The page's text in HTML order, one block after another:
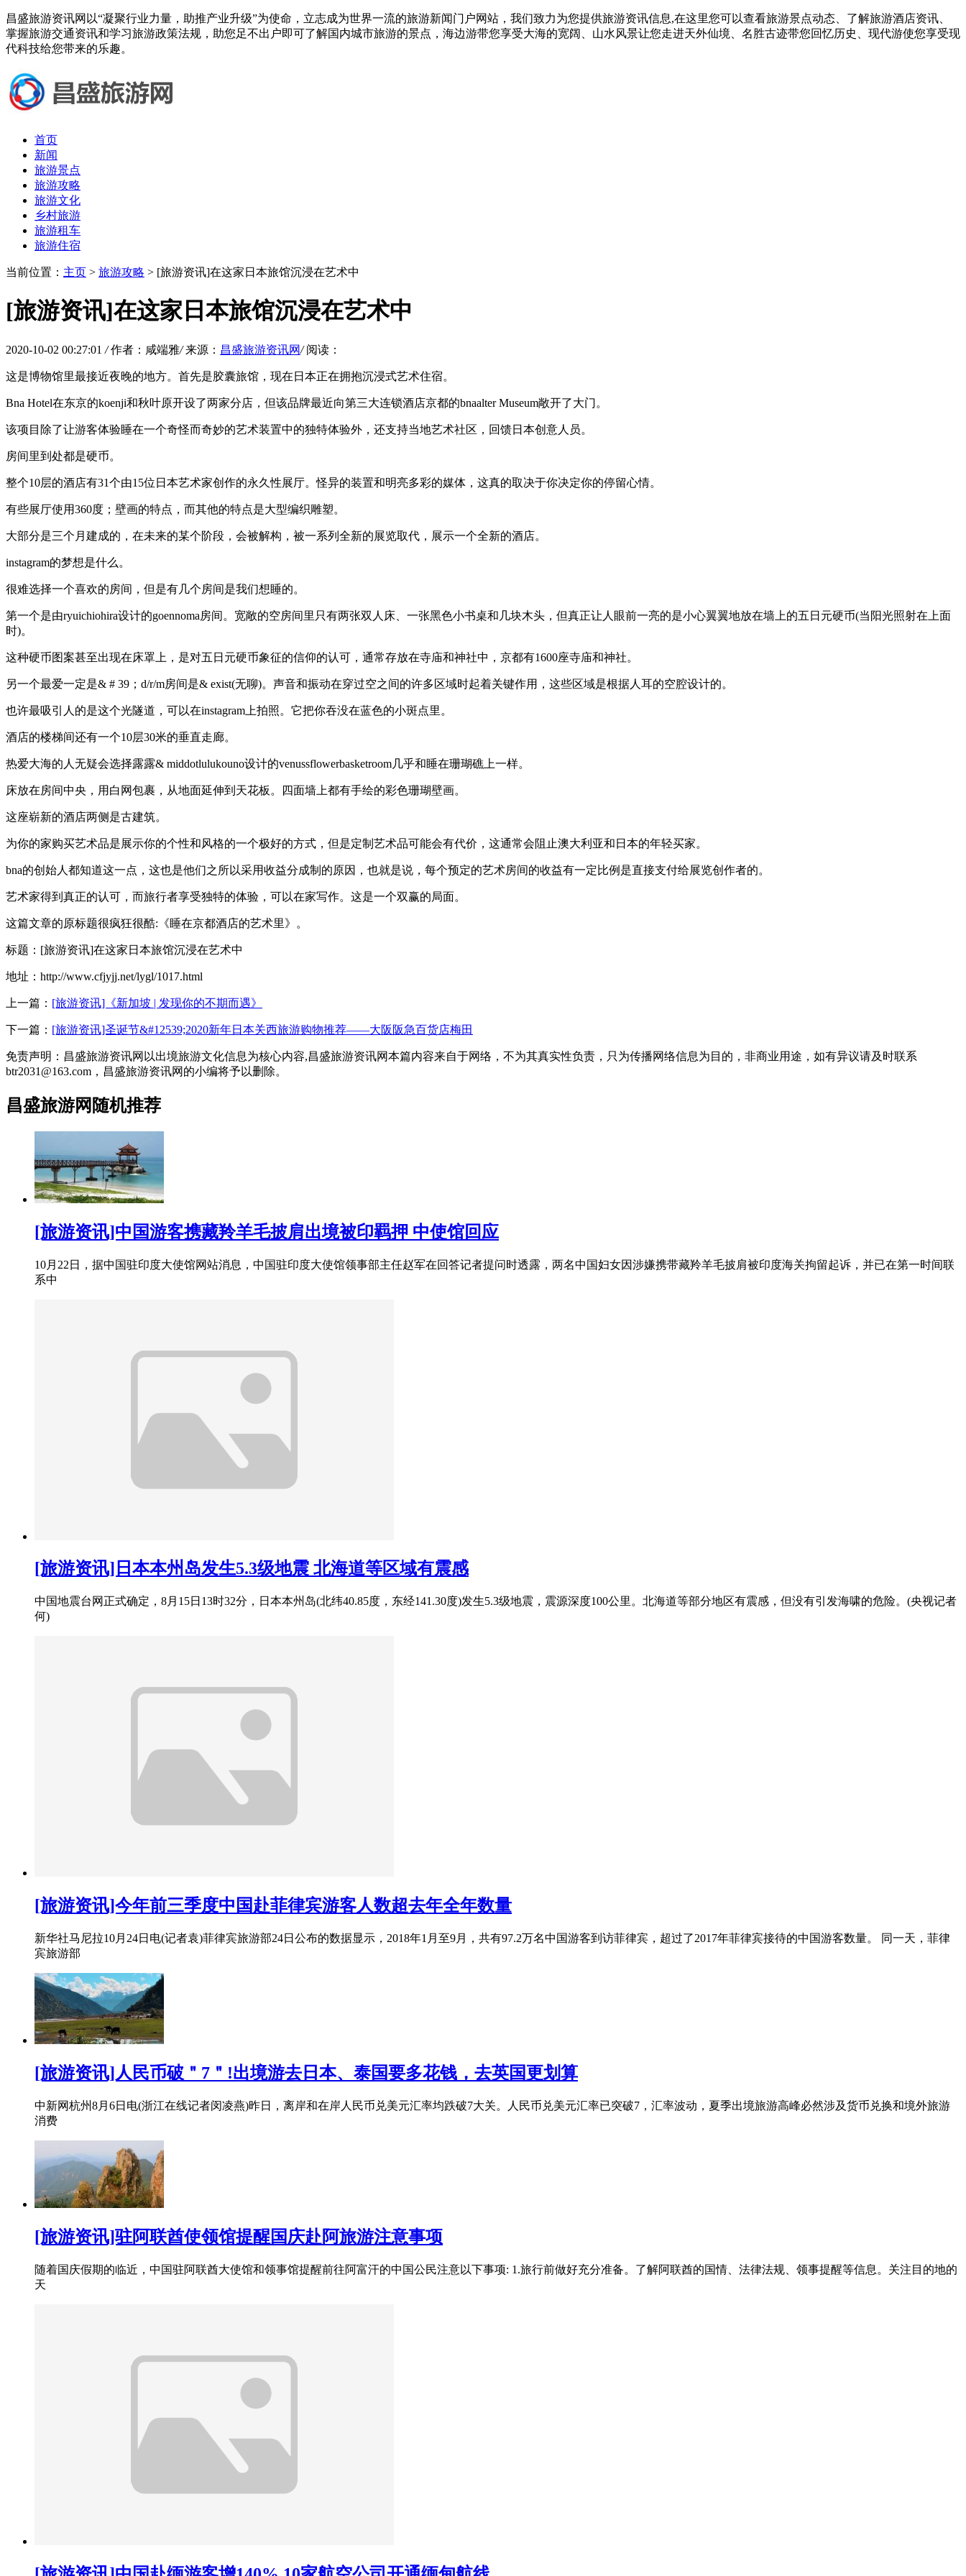
昌盛旅游资讯网以“凝聚行业力量，助推产业升级”为使命，立志成为世界一流的旅游新闻门户网站，我们致力为您提供旅游资讯信息,在这里您可以查看旅游景点动态、了解旅游酒店资讯、
掌握旅游交通资讯和学习旅游政策法规，助您足不出户即可了解国内城市旅游的景点，海边游带您享受大海的宽阔、山水风景让您走进天外仙境、名胜古迹带您回忆历史、现代游使您享受现
代科技给您带来的乐趣。
首页
新闻
旅游景点
旅游攻略
旅游文化
乡村旅游
旅游租车
旅游住宿
当前位置： 主页 > 旅游攻略 > [旅游资讯]在这家日本旅馆沉浸在艺术中
[旅游资讯]在这家日本旅馆沉浸在艺术中
2020-10-02 00:27:01 / 作者：咸端雅/ 来源： 昌盛旅游资讯网/ 阅读：
这是博物馆里最接近夜晚的地方。首先是胶囊旅馆，现在日本正在拥抱沉浸式艺术住宿。
Bna Hotel在东京的koenji和秋叶原开设了两家分店，但该品牌最近向第三大连锁酒店京都的bnaalter Museum敞开了大门。
该项目除了让游客体验睡在一个奇怪而奇妙的艺术装置中的独特体验外，还支持当地艺术社区，回馈日本创意人员。
房间里到处都是硬币。
整个10层的酒店有31个由15位日本艺术家创作的永久性展厅。怪异的装置和明亮多彩的媒体，这真的取决于你决定你的停留心情。
有些展厅使用360度；壁画的特点，而其他的特点是大型编织雕塑。
大部分是三个月建成的，在未来的某个阶段，会被解构，被一系列全新的展览取代，展示一个全新的酒店。
instagram的梦想是什么。
很难选择一个喜欢的房间，但是有几个房间是我们想睡的。
第一个是由ryuichiohira设计的goennoma房间。宽敞的空房间里只有两张双人床、一张黑色小书桌和几块木头，但真正让人眼前一亮的是小心翼翼地放在墙上的五日元硬币(当阳光照射在上面
时)。
这种硬币图案甚至出现在床罩上，是对五日元硬币象征的信仰的认可，通常存放在寺庙和神社中，京都有1600座寺庙和神社。
另一个最爱一定是& # 39；d/r/m房间是& exist(无聊)。声音和振动在穿过空之间的许多区域时起着关键作用，这些区域是根据人耳的空腔设计的。
也许最吸引人的是这个光隧道，可以在instagram上拍照。它把你吞没在蓝色的小斑点里。
酒店的楼梯间还有一个10层30米的垂直走廊。
热爱大海的人无疑会选择露露& middotlulukouno设计的venussflowerbasketroom几乎和睡在珊瑚礁上一样。
床放在房间中央，用白网包裹，从地面延伸到天花板。四面墙上都有手绘的彩色珊瑚壁画。
这座崭新的酒店两侧是古建筑。
为你的家购买艺术品是展示你的个性和风格的一个极好的方式，但是定制艺术品可能会有代价，这通常会阻止澳大利亚和日本的年轻买家。
bna的创始人都知道这一点，这也是他们之所以采用收益分成制的原因，也就是说，每个预定的艺术房间的收益有一定比例是直接支付给展览创作者的。
艺术家得到真正的认可，而旅行者享受独特的体验，可以在家写作。这是一个双赢的局面。
这篇文章的原标题很疯狂很酷:《睡在京都酒店的艺术里》。
标题：[旅游资讯]在这家日本旅馆沉浸在艺术中
地址：http://www.cfjyjj.net/lygl/1017.html
上一篇： [旅游资讯]《新加坡 | 发现你的不期而遇》
下一篇： [旅游资讯]圣诞节&#12539;2020新年日本关西旅游购物推荐——大阪阪急百货店梅田
免责声明：昌盛旅游资讯网以出境旅游文化信息为核心内容,昌盛旅游资讯网本篇内容来自于网络，不为其真实性负责，只为传播网络信息为目的，非商业用途，如有异议请及时联系
btr2031@163.com，昌盛旅游资讯网的小编将予以删除。
昌盛旅游网随机推荐
[旅游资讯]中国游客携藏羚羊毛披肩出境被印羁押 中使馆回应
10月22日，据中国驻印度大使馆网站消息，中国驻印度大使馆领事部主任赵军在回答记者提问时透露，两名中国妇女因涉嫌携带藏羚羊毛披肩被印度海关拘留起诉，并已在第一时间联
系中
[旅游资讯]日本本州岛发生5.3级地震 北海道等区域有震感
中国地震台网正式确定，8月15日13时32分，日本本州岛(北纬40.85度，东经141.30度)发生5.3级地震，震源深度100公里。北海道等部分地区有震感，但没有引发海啸的危险。(央视记者
何)
[旅游资讯]今年前三季度中国赴菲律宾游客人数超去年全年数量
新华社马尼拉10月24日电(记者袁)菲律宾旅游部24日公布的数据显示，2018年1月至9月，共有97.2万名中国游客到访菲律宾，超过了2017年菲律宾接待的中国游客数量。 同一天，菲律
宾旅游部
[旅游资讯]人民币破＂7＂!出境游去日本、泰国要多花钱，去英国更划算
中新网杭州8月6日电(浙江在线记者闵凌燕)昨日，离岸和在岸人民币兑美元汇率均跌破7大关。人民币兑美元汇率已突破7，汇率波动，夏季出境旅游高峰必然涉及货币兑换和境外旅游
消费
[旅游资讯]驻阿联酋使领馆提醒国庆赴阿旅游注意事项
随着国庆假期的临近，中国驻阿联酋大使馆和领事馆提醒前往阿富汗的中国公民注意以下事项: 1.旅行前做好充分准备。了解阿联酋的国情、法律法规、领事提醒等信息。关注目的地的
天